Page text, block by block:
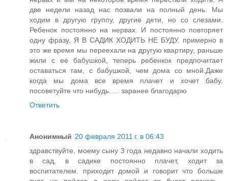
две недели назад нас позвали на полный день. Мы
ходим в другую группу, другие дети, но со слезами.
Ребенок постоянно на нервах. И постоянно повторяет
одну фразу, Я В САДИК ХОДИТЬ НЕ БУДУ. примерно в
это же время мы переехали на другую квартиру, раньше
жили с ее бабушкой, теперь ребенкок предпочитает
оставаться там, с бабушкой, чем дома со мной.Даже
когда мы дома все время плачет и хочет бабу.
посоветуйте что нибудь..... заранее благодарю
Ответить
Анонимный 20 февраля 2011 г. в 06:43
здравствуйте, моему сыну 3 года недавно начали ходить
в сад, в садике постоянно плачет, ходит за
воспитателем. приходит домой и говорит что больше